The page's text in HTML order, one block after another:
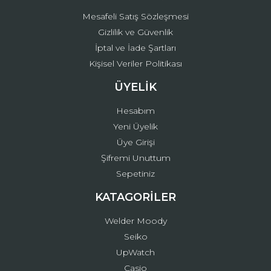
Mesafeli Satış Sözleşmesi
Gizlilik ve Güvenlik
İptal ve İade Şartları
Kişisel Veriler Politikası
ÜYELİK
Hesabım
Yeni Üyelik
Üye Girişi
Şifremi Unuttum
Sepetiniz
KATAGORİLER
Welder Moody
Seiko
UpWatch
Casio